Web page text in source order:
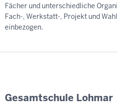
Fächer und unterschiedliche
Fach-, Werkstatt-, Projekt und
einbezogen.
Gesamtschule Lohmar